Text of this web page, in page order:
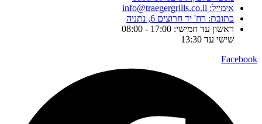
אימייל: info@traegergrills.co.il
כתובת: רח' יד חרוצים 6, נתניה
ראשון עד חמישי: 17:00 - 08:00
שישי עד 13:30
Facebook